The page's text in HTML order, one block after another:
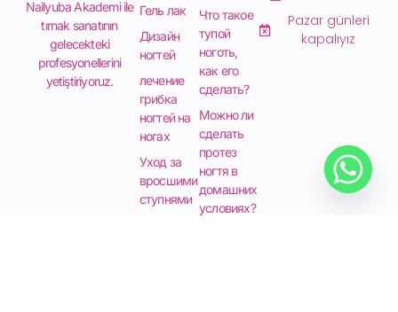
Nailyuba Akademi ile
tırnak sanatının
gelecekteki
profesyonellerini
yetiştiriyoruz.
Гель лак
Дизайн
ногтей
лечение
грибка
ногтей на
ногах
Уход за
вросшими
ступнями
Что такое
тупой
ноготь,
как его
сделать?
Можно ли
сделать
протез
ногтя в
домашних
условиях?
Pazar günleri
kapalıyız